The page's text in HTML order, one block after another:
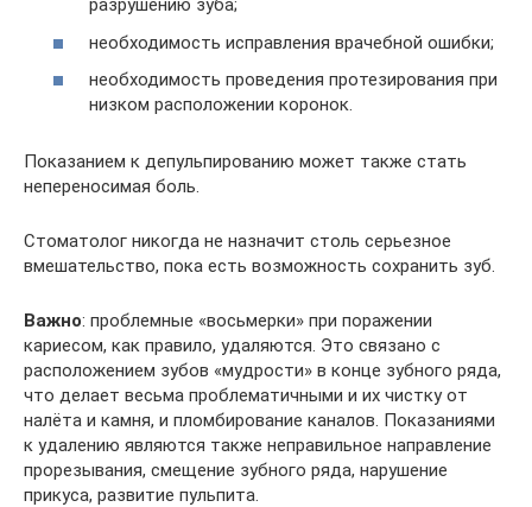
разрушению зуба;
необходимость исправления врачебной ошибки;
необходимость проведения протезирования при
низком расположении коронок.
Показанием к депульпированию может также стать
непереносимая боль.
Стоматолог никогда не назначит столь серьезное
вмешательство, пока есть возможность сохранить зуб.
Важно: проблемные «восьмерки» при поражении
кариесом, как правило, удаляются. Это связано с
расположением зубов «мудрости» в конце зубного ряда,
что делает весьма проблематичными и их чистку от
налёта и камня, и пломбирование каналов. Показаниями
к удалению являются также неправильное направление
прорезывания, смещение зубного ряда, нарушение
прикуса, развитие пульпита.